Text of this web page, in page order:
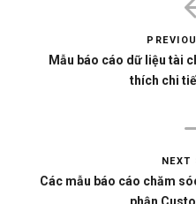
Mẫu báo cáo dữ liệu tài
thích chi
NEXT
Các mẫu báo cáo chăm